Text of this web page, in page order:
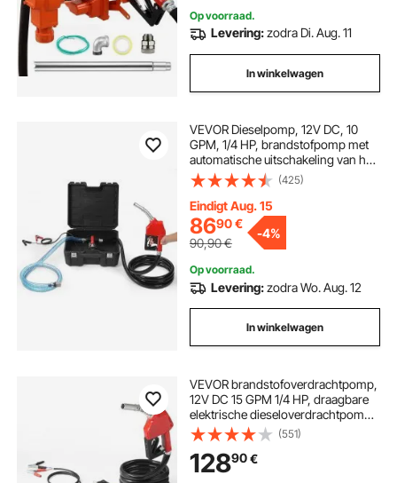
Op voorraad.
Levering:zodra Di. Aug. 11
In winkelwagen
VEVOR Dieselpomp, 12V DC, 10
GPM, 1/4 HP, brandstofpomp met
automatische uitschakeling van het
pistool, hoge doorstroming, inlaat-
en uitlaatslang voor diesel,
kerosine, transformatorbrandstof
(425)
Eindigt Aug. 15
8690€
90,90€
-4%
Op voorraad.
Levering:zodra Wo. Aug. 12
In winkelwagen
VEVOR brandstofoverdrachtpomp,
12V DC 15 GPM 1/4 HP, draagbare
elektrische dieseloverdrachtpomp
met automatisch afsluitende
brandstofsproeier, lange inlaat- en
uitlaatslang voor benzine, diesel,
kerosine, methanolmengsels
(551)
12890€